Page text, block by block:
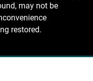
may not be
restored.